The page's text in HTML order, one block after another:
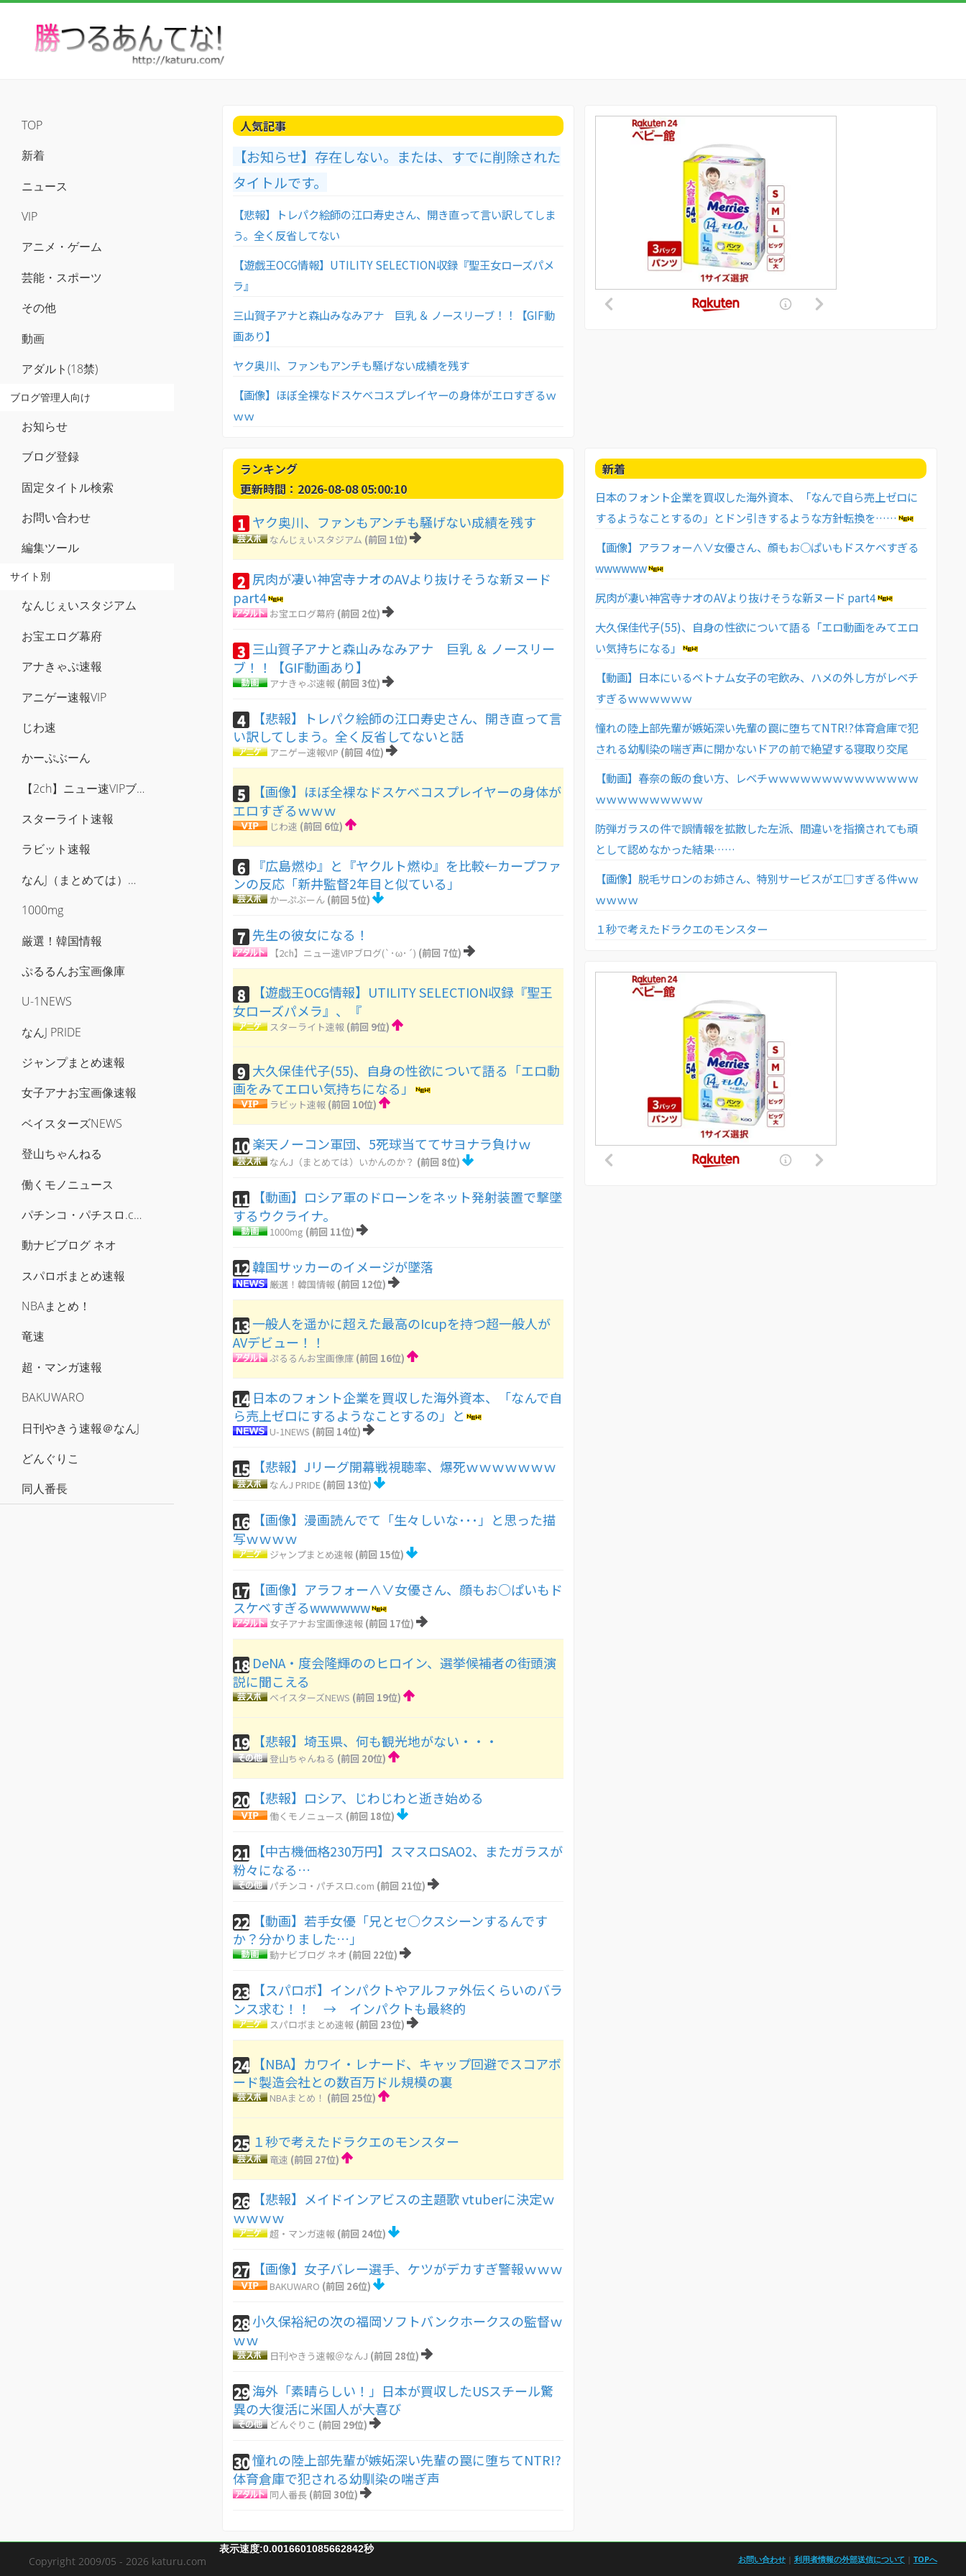
人気記事
【お知らせ】存在しない。または、すでに削除された
タイトルです。
【悲報】トレパク絵師の江口寿史さん、開き直って言い訳してしま
う。全く反省してない
【遊戯王OCG情報】UTILITY SELECTION収録『聖王女ローズパメ
ラ』
三山賀子アナと森山みなみアナ 巨乳 ＆ ノースリーブ！！【GIF動
画あり】
ヤク奥川、ファンもアンチも騒げない成績を残す
【画像】ほぼ全裸なドスケベコスプレイヤーの身体がエロすぎるｗ
ｗｗ
ランキング
更新時間：2026-08-08 05:00:10
1 ヤク奥川、ファンもアンチも騒げない成績を残す
なんじぇいスタジアム (前回 1位)
2 尻肉が凄い神宮寺ナオのAVより抜けそうな新ヌード
part4
お宝エログ幕府 (前回 2位)
3 三山賀子アナと森山みなみアナ 巨乳 ＆ ノースリー
ブ！！【GIF動画あり】
アナきゃぷ速報 (前回 3位)
4
【悲報】トレパク絵師の江口寿史さん、開き直って言
い訳してしまう。全く反省してないと話
アニゲー速報VIP (前回 4位)
5
【画像】ほぼ全裸なドスケベコスプレイヤーの身体が
エロすぎるｗｗｗ
じわ速 (前回 6位)
6
『広島燃ゆ』と『ヤクルト燃ゆ』を比較←カープファ
ンの反応「新井監督2年目と似ている」
かーぷぶーん (前回 5位)
7 先生の彼女になる！
【2ch】ニュー速VIPブログ(`･ω･´) (前回 7位)
8
【遊戯王OCG情報】UTILITY SELECTION収録『聖王
女ローズパメラ』、『
スターライト速報 (前回 9位)
9 大久保佳代子(55)、自身の性欲について語る「エロ動
画をみてエロい気持ちになる」
ラビット速報 (前回 10位)
10 楽天ノーコン軍団、5死球当ててサヨナラ負けｗ
なんJ（まとめては）いかんのか？ (前回 8位)
11
【動画】ロシア軍のドローンをネット発射装置で撃墜
するウクライナ。
1000mg (前回 11位)
12韓国サッカーのイメージが墜落
厳選！韓国情報 (前回 12位)
13一般人を遥かに超えた最高のIcupを持つ超一般人が
AVデビュー！！
ぷるるんお宝画像庫 (前回 16位)
14 日本のフォント企業を買収した海外資本、「なんで自
ら売上ゼロにするようなことするの」と
U-1NEWS (前回 14位)
15 【悲報】Jリーグ開幕戦視聴率、爆死ｗｗｗｗｗｗｗ
なんJ PRIDE (前回 13位)
16
【画像】漫画読んでて「生々しいな･･･」と思った描
写ｗｗｗｗ
ジャンプまとめ速報 (前回 15位)
17
【画像】アラフォー∧∨女優さん、顔もお○ぱいもド
スケベすぎるwwwwww
女子アナお宝画像速報 (前回 17位)
18 DeNA・度会隆輝ののヒロイン、選挙候補者の街頭演
説に聞こえる
ベイスターズNEWS (前回 19位)
19 【悲報】埼玉県、何も観光地がない・・・
登山ちゃんねる (前回 20位)
20 【悲報】ロシア、じわじわと逝き始める
働くモノニュース (前回 18位)
21
【中古機価格230万円】スマスロSAO2、またガラスが
粉々になる…
パチンコ・パチスロ.com (前回 21位)
22
【動画】若手女優「兄とセ○クスシーンするんです
か？分かりました…」
動ナビブログ ネオ (前回 22位)
23
【スパロボ】インパクトやアルファ外伝くらいのバラ
ンス求む！！ → インパクトも最終的
スパロボまとめ速報 (前回 23位)
24
【NBA】カワイ・レナード、キャップ回避でスコアボ
ード製造会社との数百万ドル規模の裏
NBAまとめ！ (前回 25位)
25 １秒で考えたドラクエのモンスター
竜速 (前回 27位)
26
【悲報】メイドインアビスの主題歌 vtuberに決定ｗ
ｗｗｗｗ
超・マンガ速報 (前回 24位)
27 【画像】女子バレー選手、ケツがデカすぎ警報ｗｗｗ
BAKUWARO (前回 26位)
28 小久保裕紀の次の福岡ソフトバンクホークスの監督ｗ
ｗｗ
日刊やきう速報＠なんJ (前回 28位)
29 海外「素晴らしい！」日本が買収したUSスチール驚
異の大復活に米国人が大喜び
どんぐりこ (前回 29位)
30憧れの陸上部先輩が嫉妬深い先輩の罠に堕ちてNTR!?
体育倉庫で犯される幼馴染の喘ぎ声
同人番長 (前回 30位)
新着
日本のフォント企業を買収した海外資本、「なんで自ら売上ゼロに
するようなことするの」とドン引きするような方針転換を……
【画像】アラフォー∧∨女優さん、顔もお○ぱいもドスケベすぎる
wwwwww
尻肉が凄い神宮寺ナオのAVより抜けそうな新ヌード part4
大久保佳代子(55)、自身の性欲について語る「エロ動画をみてエロ
い気持ちになる」
【動画】日本にいるベトナム女子の宅飲み、ハメの外し方がレベチ
すぎるｗｗｗｗｗｗ
憧れの陸上部先輩が嫉妬深い先輩の罠に堕ちてNTR!?体育倉庫で犯
される幼馴染の喘ぎ声に開かないドアの前で絶望する寝取り交尾
【動画】春奈の飯の食い方、レベチｗｗｗｗｗｗｗｗｗｗｗｗｗｗ
ｗｗｗｗｗｗｗｗｗｗ
防弾ガラスの件で誤情報を拡散した左派、間違いを指摘されても頑
として認めなかった結果……
【画像】脱毛サロンのお姉さん、特別サービスがエ□すぎる件ｗｗ
ｗｗｗｗ
１秒で考えたドラクエのモンスター
TOP
新着
ニュース
VIP
アニメ・ゲーム
芸能・スポーツ
その他
動画
アダルト(18禁)
ブログ管理人向け
お知らせ
ブログ登録
固定タイトル検索
お問い合わせ
編集ツール
サイト別
なんじぇいスタジアム
お宝エログ幕府
アナきゃぷ速報
アニゲー速報VIP
じわ速
かーぷぶーん
【2ch】ニュー速VIPブログ(`･ω･´)
スターライト速報
ラビット速報
なんJ（まとめては）いかんのか？
1000mg
厳選！韓国情報
ぷるるんお宝画像庫
U-1NEWS
なんJ PRIDE
ジャンプまとめ速報
女子アナお宝画像速報
ベイスターズNEWS
登山ちゃんねる
働くモノニュース
パチンコ・パチスロ.com
動ナビブログ ネオ
スパロボまとめ速報
NBAまとめ！
竜速
超・マンガ速報
BAKUWARO
日刊やきう速報＠なんJ
どんぐりこ
同人番長
Copyright 2009/05 - 2026 katuru.com お問い合わせ| 利用者情報の外部送信について | TOPへ
表示速度:0.0016601085662842秒